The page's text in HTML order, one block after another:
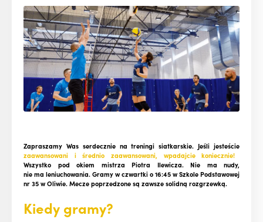
Zapraszamy Was serdecznie na treningi siatkarskie. Jeśli jesteście
zaawansowani i średnio zaawansowani, wpadajcie koniecznie!
Wszystko pod okiem mistrza Piotra Ilewicza. Nie ma nudy,
nie ma leniuchowania.Gramy w czwartki o 16:45 w Szkole Podstawowej
nr 35 w Oliwie. Mecze poprzedzone są zawsze solidną rozgrzewką.
Kiedy gramy?